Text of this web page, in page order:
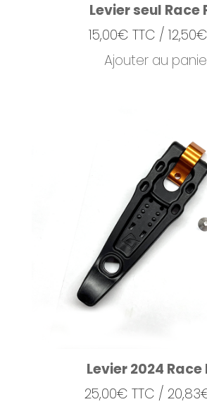
Levier seul Race
15,00€ TTC / 12,50€
Ajouter au
Levier 2024 Race
25,00€ TTC / 20,83